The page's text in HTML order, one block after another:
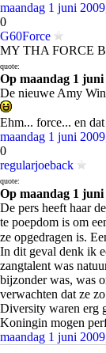
maandag 1 juni
0
G60Force
MY THA FORCE
quote:
Op maandag 1 juni
De nieuwe Amy
Ehm... force... en
maandag 1 juni
0
regularjoeback
quote:
Op maandag 1 juni
De pers heeft haar
te poepdom is om
ze opgedragen is.
In dit geval denk ik
zangtalent was
bijzonder was, was
verwachten dat ze
Diversity waren erg
Koningin mogen
maandag 1 juni